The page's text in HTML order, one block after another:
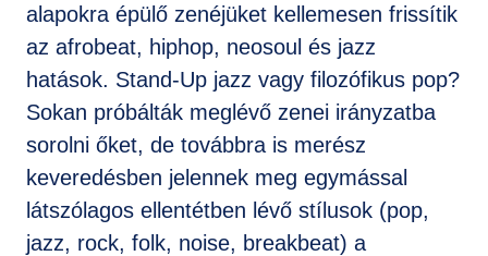
alapokra épülő zenéjüket kellemesen frissítik
az afrobeat, hiphop, neosoul és jazz
hatások. Stand-Up jazz vagy filozófikus pop?
Sokan próbálták meglévő zenei irányzatba
sorolni őket, de továbbra is merész
keveredésben jelennek meg egymással
látszólagos ellentétben lévő stílusok (pop,
jazz, rock, folk, noise, breakbeat) a